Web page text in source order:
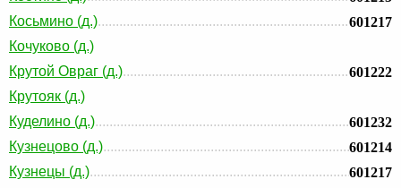
Косьмино (д.)
601217
Кочуково (д.)
Крутой Овраг (д.)
601222
Крутояк (д.)
Куделино (д.)
601232
Кузнецово (д.)
601214
Кузнецы (д.)
601217